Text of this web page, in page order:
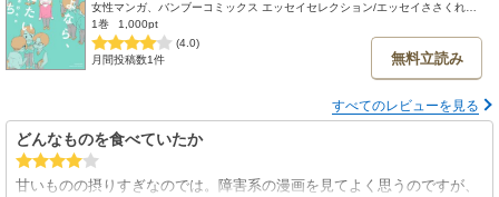
女性マンガ、バンブーコミックス エッセイセレクション/エッセイささくれーる
1巻
1,000pt
(4.0)
月間投稿数1件
無料立読み
すべてのレビューを見る
どんなものを食べていたか
甘いものの摂りすぎなのでは。障害系の漫画を見てよく思うのですが、